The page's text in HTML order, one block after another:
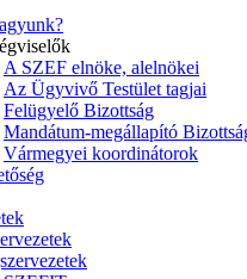
A SZEF elnöke, alelnökei
Az Ügyvivő Testület tagjai
Felügyelő Bizottság
Mandátum-megállapító
Vármegyei koordinátorok